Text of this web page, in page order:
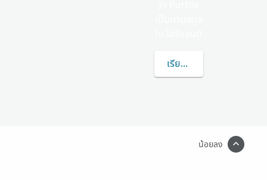
เรียนรู้เพิ่มเติมเกี่ยวกับ
น้อยลง